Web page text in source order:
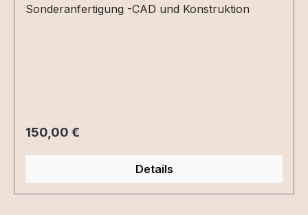
Sonderanfertigung -CAD und Konstruktion
Regulärer Preis:
150,00 €
Details